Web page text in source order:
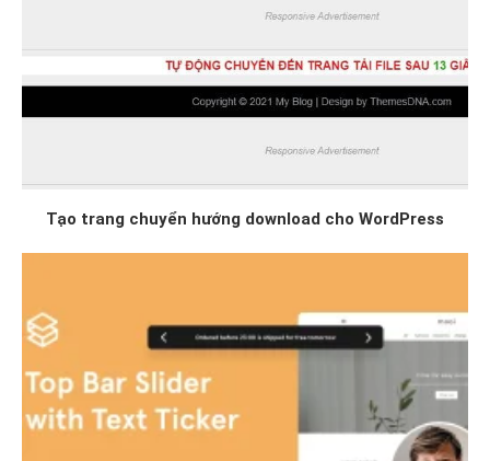
Tạo trang chuyển hướng download cho WordPress